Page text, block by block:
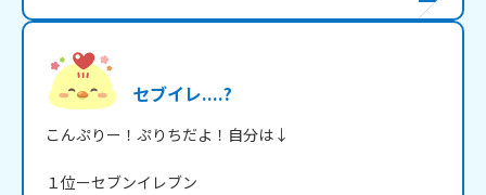
セブイレ....?
こんぷりー！ぷりちだよ！自分は↓
１位ーセブンイレブン